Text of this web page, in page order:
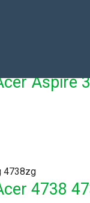
Aspire
4738